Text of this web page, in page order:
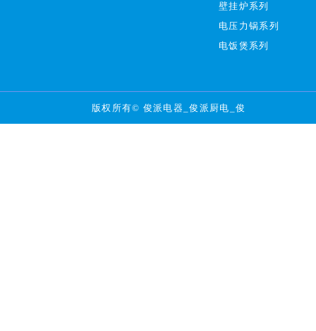
壁挂炉系列
电压力锅系列
电饭煲系列
版权所有© 俊派电器_俊派厨电_俊